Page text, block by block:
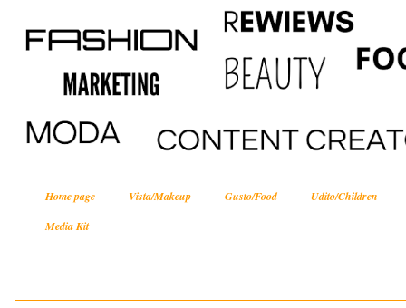
Home page Vista/Makeup Gusto/Food
Udito/Children
Media Kit